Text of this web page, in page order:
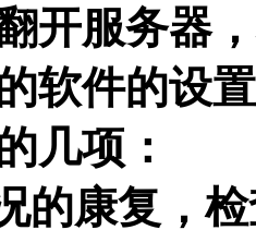
开服务器
软件的设
几项：
的康复，